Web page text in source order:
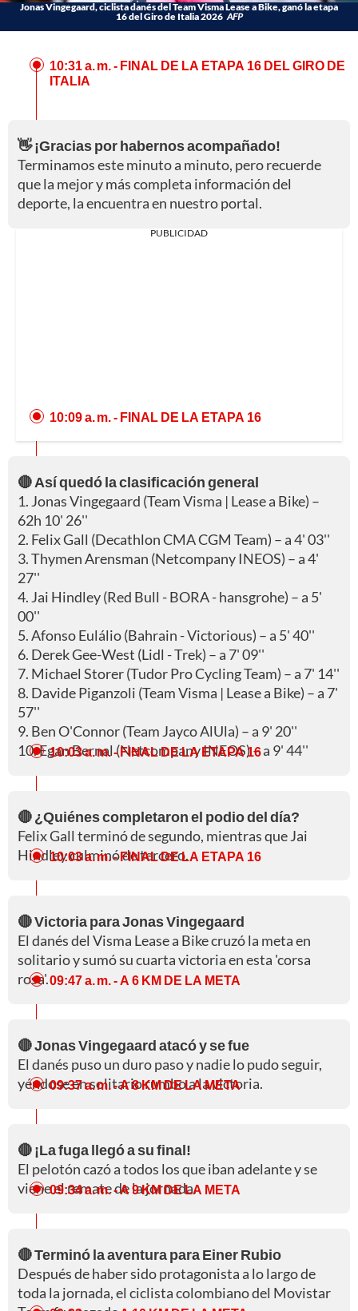
Jonas Vingegaard, ciclista danés del Team Visma Lease a Bike, ganó la etapa
16 del Giro de Italia 2026 AFP
10:31 a. m.- FINAL DE LA ETAPA 16 DEL GIRO DE
ITALIA
👋 ¡Gracias por habernos acompañado!
Terminamos este minuto a minuto, pero recuerde
que la mejor y más completa información del
deporte, la encuentra en nuestro portal.
PUBLICIDAD
10:09 a. m.- FINAL DE LA ETAPA 16
🔴 Así quedó la clasificación general
1. Jonas Vingegaard (Team Visma | Lease a Bike) –
62h 10' 26''
2. Felix Gall (Decathlon CMA CGM Team) – a 4' 03''
3. Thymen Arensman (Netcompany INEOS) – a 4'
27''
4. Jai Hindley (Red Bull - BORA - hansgrohe) – a 5'
00''
5. Afonso Eulálio (Bahrain - Victorious) – a 5' 40''
6. Derek Gee-West (Lidl - Trek) – a 7' 09''
7. Michael Storer (Tudor Pro Cycling Team) – a 7' 14''
8. Davide Piganzoli (Team Visma | Lease a Bike) – a 7'
57''
9. Ben O'Connor (Team Jayco AlUla) – a 9' 20''
10. Egan Bernal (Netcompany INEOS) – a 9' 44''
10:03 a. m.- FINAL DE LA ETAPA 16
🔴 ¿Quiénes completaron el podio del día?
Felix Gall terminó de segundo, mientras que Jai
Hindley culminó de tercero.
10:03 a. m.- FINAL DE LA ETAPA 16
🔴 Victoria para Jonas Vingegaard
El danés del Visma Lease a Bike cruzó la meta en
solitario y sumó su cuarta victoria en esta 'corsa
rosa'.09:47 a. m.- A 6 KM DE LA META
🔴 Jonas Vingegaard atacó y se fue
El danés puso un duro paso y nadie lo pudo seguir,
yéndose en solitario rumbo a la victoria.
09:37 a. m.- A 8 KM DE LA META
🔴 ¡La fuga llegó a su final!
El pelotón cazó a todos los que iban adelante y se
viene el remate de la jornada.
09:34 a. m.- A 9 KM DE LA META
🔴 Terminó la aventura para Einer Rubio
Después de haber sido protagonista a lo largo de
toda la jornada, el ciclista colombiano del Movistar